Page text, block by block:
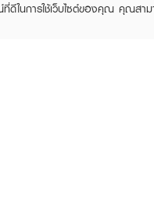
ดีในการใช้เว็บไซต์ของคุณ คุณสาม
CARE